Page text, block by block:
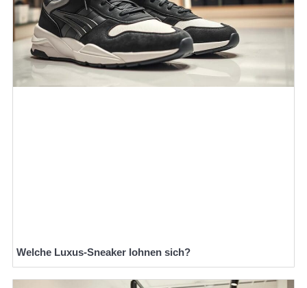
Welche Luxus-Sneaker lohnen sich?